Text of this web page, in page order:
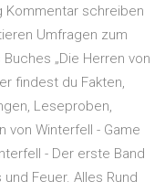
Kommentar schreiben
Umfragen zum
„Die Herren von
findest du Fakten,
Leseproben,
von Winterfell - Game
- Der erste Band
Feuer. Alles Rund